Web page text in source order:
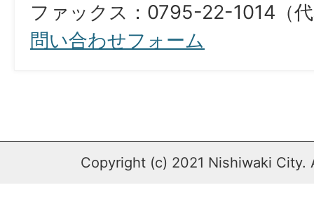
ファックス：0795-22-1014（
問い合わせフォーム
Copyright (c) 2021 Nishiwaki City.